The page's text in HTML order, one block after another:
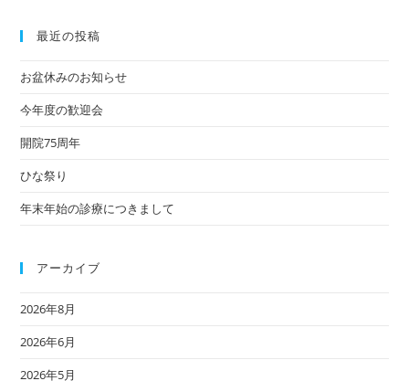
最近の投稿
お盆休みのお知らせ
今年度の歓迎会
開院75周年
ひな祭り
年末年始の診療につきまして
アーカイブ
2026年8月
2026年6月
2026年5月